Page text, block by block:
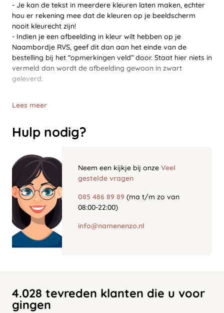
- Je kan de tekst in meerdere kleuren laten maken, echter
hou er rekening mee dat de kleuren op je beeldscherm
nooit kleurecht zijn!
- Indien je een afbeelding in kleur wilt hebben op je
Naambordje RVS, geef dit dan aan het einde van de
bestelling bij het “opmerkingen veld” door. Staat hier niets in
vermeld dan wordt de afbeelding gewoon in zwart
geleverd.
Lees meer
Hulp nodig?
Neem een kijkje bij onze Veel
gestelde vragen
085 486 89 89 (ma t/m zo van
08:00-22:00)
info@namenenzo.nl
4.028 tevreden klanten die u voor
gingen